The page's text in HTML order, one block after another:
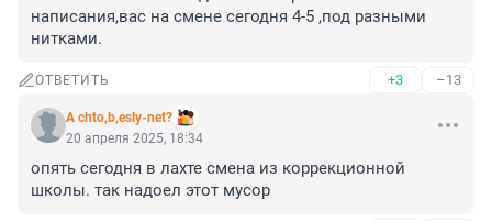
написания,вас на смене сегодня 4-5 ,под разными
нитками.
ОТВЕТИТЬ +3 –13
A chto,b,esly-net?
20 апреля 2025, 18:34
опять сегодня в лахте смена из коррекционной
школы. так надоел этот мусор